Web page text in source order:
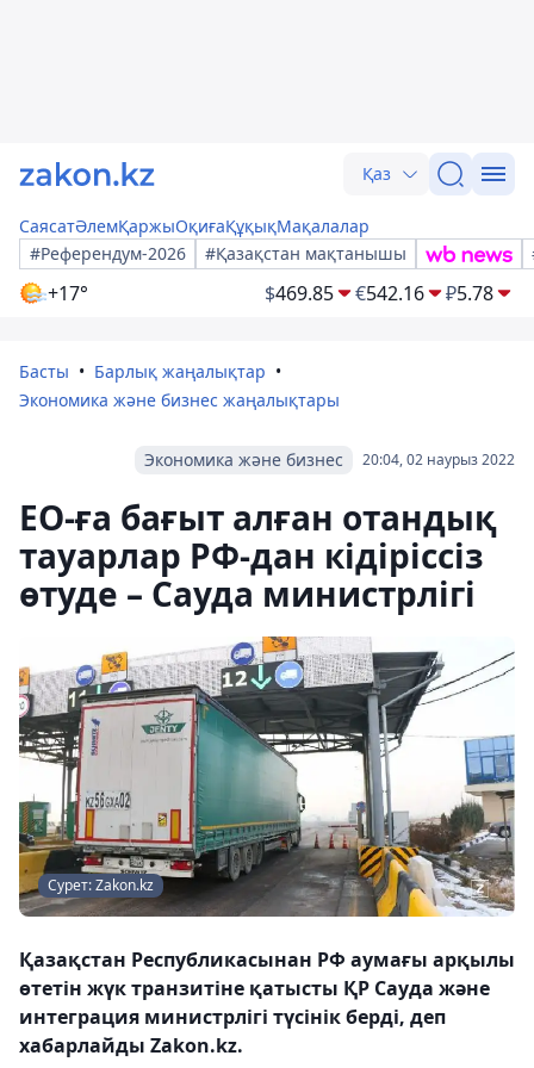
Қаз
СаясатӘлемҚаржыОқиғаҚұқықМақалалар
#Референдум-2026
#Қазақстан мақтанышы
+17° $469.85 €542.16 ₽5.78
Басты
Барлық жаңалықтар
Экономика және бизнес жаңалықтары
20:04, 02 наурыз 2022
Экономика және бизнес
ЕО-ға бағыт алған отандық
тауарлар РФ-дан кідіріссіз
өтуде – Сауда министрлігі
Сурет: Zakon.kz
Қазақстан Республикасынан РФ аумағы арқылы
өтетін жүк транзитіне қатысты ҚР Сауда және
интеграция министрлігі түсінік берді, деп
хабарлайды Zakon.kz.